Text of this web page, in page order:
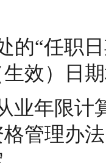
的“任职
效）日
管理办